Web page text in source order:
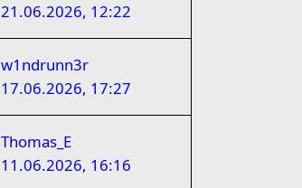
21.06.2026, 12:22
w1ndrunn3r
17.06.2026, 17:27
Thomas_E
11.06.2026, 16:16